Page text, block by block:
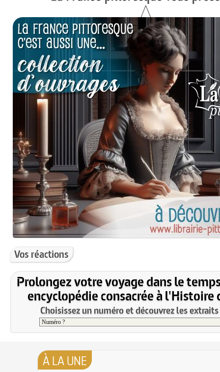
Vos réactions
Prolongez votre voyage dans le
encyclopédie consacrée à l'Histoire
Choisissez un numéro et découvrez les
À LA UNE